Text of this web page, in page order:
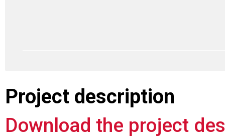
Project description
Download the project